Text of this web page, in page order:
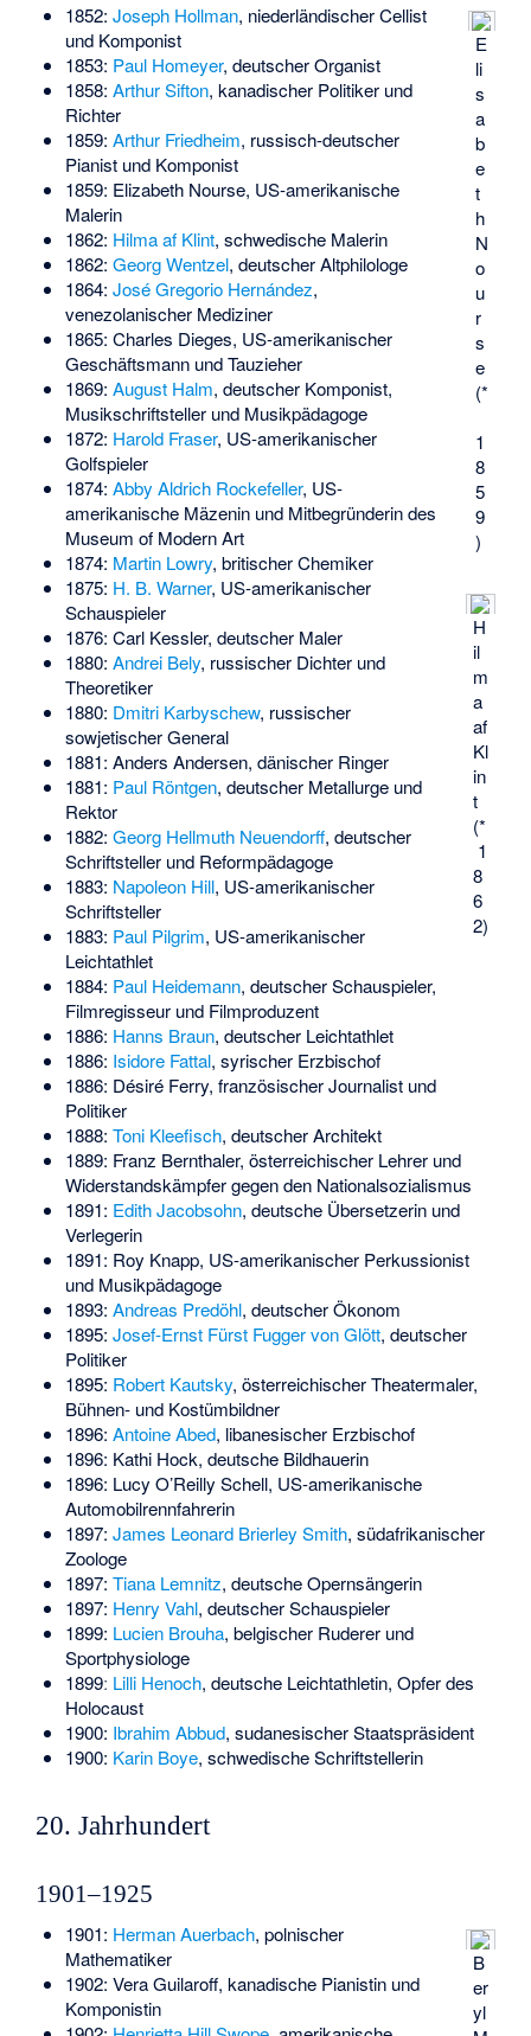
E
li
s
a
b
e
t
h
N
o
u
r
s
e
(*
1
8
5
9
)
H
il
m
a
af
Kl
in
t
(*
1
8
6
2)
1852: Joseph Hollman, niederländischer Cellist
und Komponist
1853: Paul Homeyer, deutscher Organist
1858: Arthur Sifton, kanadischer Politiker und
Richter
1859: Arthur Friedheim, russisch-deutscher
Pianist und Komponist
1859: Elizabeth Nourse, US-amerikanische
Malerin
1862: Hilma af Klint, schwedische Malerin
1862: Georg Wentzel, deutscher Altphilologe
1864: José Gregorio Hernández,
venezolanischer Mediziner
1865: Charles Dieges, US-amerikanischer
Geschäftsmann und Tauzieher
1869: August Halm, deutscher Komponist,
Musikschriftsteller und Musikpädagoge
1872: Harold Fraser, US-amerikanischer
Golfspieler
1874: Abby Aldrich Rockefeller, US-
amerikanische Mäzenin und Mitbegründerin des
Museum of Modern Art
1874: Martin Lowry, britischer Chemiker
1875: H. B. Warner, US-amerikanischer
Schauspieler
1876: Carl Kessler, deutscher Maler
1880: Andrei Bely, russischer Dichter und
Theoretiker
1880: Dmitri Karbyschew, russischer
sowjetischer General
1881: Anders Andersen, dänischer Ringer
1881: Paul Röntgen, deutscher Metallurge und
Rektor
1882: Georg Hellmuth Neuendorff, deutscher
Schriftsteller und Reformpädagoge
1883: Napoleon Hill, US-amerikanischer
Schriftsteller
1883: Paul Pilgrim, US-amerikanischer
Leichtathlet
1884: Paul Heidemann, deutscher Schauspieler,
Filmregisseur und Filmproduzent
1886: Hanns Braun, deutscher Leichtathlet
1886: Isidore Fattal, syrischer Erzbischof
1886: Désiré Ferry, französischer Journalist und
Politiker
1888: Toni Kleefisch, deutscher Architekt
1889: Franz Bernthaler, österreichischer Lehrer und
Widerstandskämpfer gegen den Nationalsozialismus
1891: Edith Jacobsohn, deutsche Übersetzerin und
Verlegerin
1891: Roy Knapp, US-amerikanischer Perkussionist
und Musikpädagoge
1893: Andreas Predöhl, deutscher Ökonom
1895: Josef-Ernst Fürst Fugger von Glött, deutscher
Politiker
1895: Robert Kautsky, österreichischer Theatermaler,
Bühnen- und Kostümbildner
1896: Antoine Abed, libanesischer Erzbischof
1896: Kathi Hock, deutsche Bildhauerin
1896: Lucy O’Reilly Schell, US-amerikanische
Automobilrennfahrerin
1897: James Leonard Brierley Smith, südafrikanischer
Zoologe
1897: Tiana Lemnitz, deutsche Opernsängerin
1897: Henry Vahl, deutscher Schauspieler
1899: Lucien Brouha, belgischer Ruderer und
Sportphysiologe
1899ː Lilli Henoch, deutsche Leichtathletin, Opfer des
Holocaust
1900: Ibrahim Abbud, sudanesischer Staatspräsident
1900: Karin Boye, schwedische Schriftstellerin
20. Jahrhundert
1901–1925
B
er
yl
1901: Herman Auerbach, polnischer
Mathematiker
1902: Vera Guilaroff, kanadische Pianistin und
Komponistin